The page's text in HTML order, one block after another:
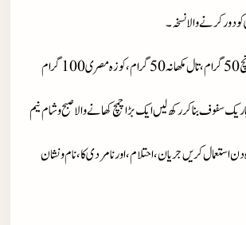
دور کرنے والا نسخہ۔
گرام
سفوف بنا کر رکھ لیں ایک بڑا چمچ کھانے والا صبح و شام نیم
استعمال کریں جریان، احتلام، اور نامردی کا، نام و نشان